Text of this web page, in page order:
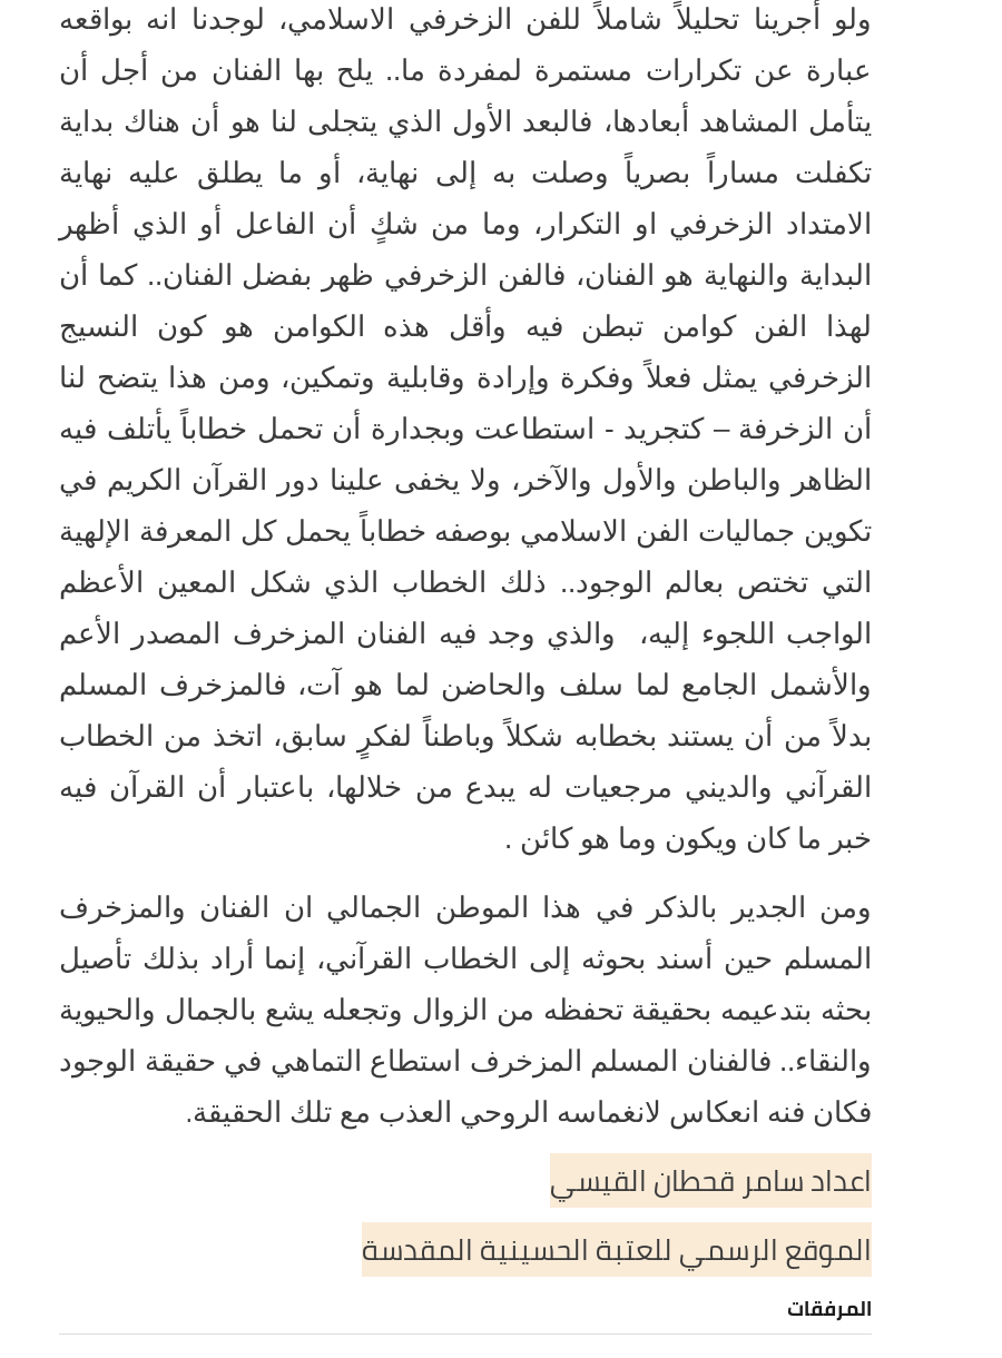
ولو أجرينا تحليلاً شاملاً للفن الزخرفي الاسلامي، لوجدنا انه بواقعه
عبارة عن تكرارات مستمرة لمفردة ما.. يلح بها الفنان من أجل أن
يتأمل المشاهد أبعادها، فالبعد الأول الذي يتجلى لنا هو أن هناك بداية
تكفلت مساراً بصرياً وصلت به إلى نهاية، أو ما يطلق عليه نهاية
الامتداد الزخرفي او التكرار، وما من شكٍ أن الفاعل أو الذي أظهر
البداية والنهاية هو الفنان، فالفن الزخرفي ظهر بفضل الفنان.. كما أن
لهذا الفن كوامن تبطن فيه وأقل هذه الكوامن هو كون النسيج
الزخرفي يمثل فعلاً وفكرة وإرادة وقابلية وتمكين، ومن هذا يتضح لنا
أن الزخرفة – كتجريد - استطاعت وبجدارة أن تحمل خطاباً يأتلف فيه
الظاهر والباطن والأول والآخر، ولا يخفى علينا دور القرآن الكريم في
تكوين جماليات الفن الاسلامي بوصفه خطاباً يحمل كل المعرفة الإلهية
التي تختص بعالم الوجود.. ذلك الخطاب الذي شكل المعين الأعظم
الواجب اللجوء إليه، والذي وجد فيه الفنان المزخرف المصدر الأعم
والأشمل الجامع لما سلف والحاضن لما هو آت، فالمزخرف المسلم
بدلاً من أن يستند بخطابه شكلاً وباطناً لفكرٍ سابق، اتخذ من الخطاب
القرآني والديني مرجعيات له يبدع من خلالها، باعتبار أن القرآن فيه
خبر ما كان ويكون وما هو كائن .
ومن الجدير بالذكر في هذا الموطن الجمالي ان الفنان والمزخرف
المسلم حين أسند بحوثه إلى الخطاب القرآني، إنما أراد بذلك تأصيل
بحثه بتدعيمه بحقيقة تحفظه من الزوال وتجعله يشع بالجمال والحيوية
والنقاء.. فالفنان المسلم المزخرف استطاع التماهي في حقيقة الوجود
فكان فنه انعكاس لانغماسه الروحي العذب مع تلك الحقيقة.
اعداد سامر قحطان القيسي
الموقع الرسمي للعتبة الحسينية المقدسة
المرفقات